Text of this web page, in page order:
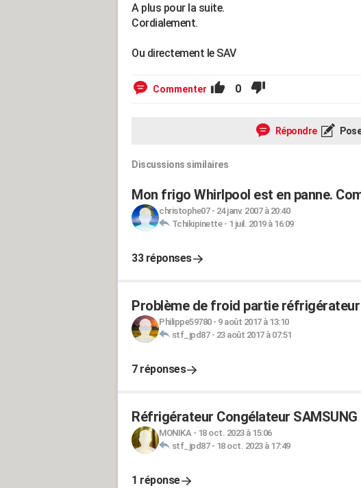
A plus pour la suite.
Cordialement.
Ou directement le SAV
Commenter 0
Répondre
Discussions similaires
Mon frigo Whirlpool est en panne.
christophe07- 24 janv. 2007 à 20:40
Tchikipinette- 1 juil. 2019 à 16:09
33 réponses
Problème de froid partie
Philippe59780- 9 août 2017 à 13:10
stf_jpd87- 23 août 2017 à 07:51
7 réponses
Réfrigérateur Congélateur
MONIKA- 18 oct. 2023 à 15:06
stf_jpd87- 18 oct. 2023 à 17:49
1 réponse